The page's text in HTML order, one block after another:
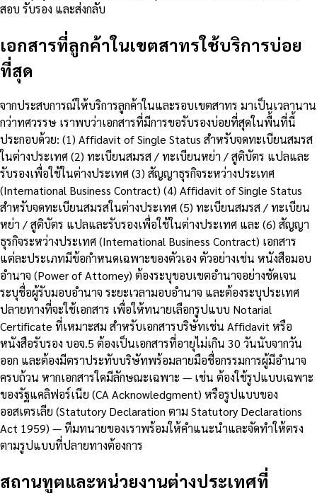
สอบ รับรอง และส่งกลับ
เอกสารที่ลูกค้าในเขตสาทรใช้บริการบ่อย
ที่สุด
จากประสบการณ์ให้บริการลูกค้าในและรอบเขตสาทร มาเป็นเวลานาน
กว่าทศวรรษ เราพบว่าเอกสารที่มีการขอรับรองบ่อยที่สุดในพื้นที่นี้
ประกอบด้วย: (1) Affidavit of Single Status สำหรับจดทะเบียนสมรส
ในต่างประเทศ (2) ทะเบียนสมรส / ทะเบียนหย่า / สูติบัตร แปลและ
รับรองเพื่อใช้ในต่างประเทศ (3) สัญญาธุรกิจระหว่างประเทศ
(International Business Contract) (4) Affidavit of Single Status
สำหรับจดทะเบียนสมรสในต่างประเทศ (5) ทะเบียนสมรส / ทะเบียน
หย่า / สูติบัตร แปลและรับรองเพื่อใช้ในต่างประเทศ และ (6) สัญญา
ธุรกิจระหว่างประเทศ (International Business Contract) เอกสาร
แต่ละประเภทมีข้อกำหนดเฉพาะของตัวเอง ตัวอย่างเช่น หนังสือมอบ
อำนาจ (Power of Attorney) ต้องระบุขอบเขตอำนาจอย่างชัดเจน
ระบุชื่อผู้รับมอบอำนาจ ระยะเวลามอบอำนาจ และต้องระบุประเทศ
ปลายทางที่จะใช้เอกสาร เพื่อให้ทนายเลือกรูปแบบ Notarial
Certificate ที่เหมาะสม สำหรับเอกสารบริษัทเช่น Affidavit หรือ
หนังสือรับรอง บอจ.5 ต้องเป็นเอกสารที่อายุไม่เกิน 30 วันนับจากวัน
ออก และต้องมีตราประทับบริษัทพร้อมลายมือชื่อกรรมการผู้มีอำนาจ
ครบถ้วน หากเอกสารใดมีลักษณะเฉพาะ — เช่น ต้องใช้รูปแบบเฉพาะ
ของรัฐแคลิฟอร์เนีย (CA Acknowledgment) หรือรูปแบบของ
ออสเตรเลีย (Statutory Declaration ตาม Statutory Declarations
Act 1959) — ทีมทนายของเราพร้อมให้คำแนะนำและจัดทำให้ตรง
ตามรูปแบบที่ปลายทางต้องการ
สถานทูตและหน่วยงานต่างประเทศที่